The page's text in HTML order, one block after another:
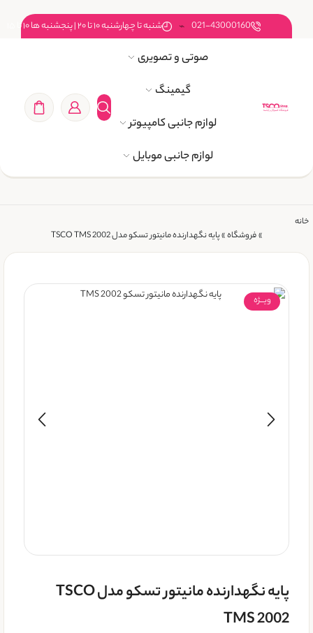
021-43000160 شنبه تا چهارشنبه ۱۰ تا ۲۰ | پنجشنبه ها ۱۰ تا ۱۵
صوتی و تصویری
گیمینگ
لوازم جانبی کامپیوتر
لوازم جانبی موبایل
خانه
»فروشگاه»پایه نگهدارنده مانیتور تسکو مدل TSCO TMS 2002
ویـــژه
پایه نگهدارنده مانیتور تسکو مدل TSCO
TMS 2002